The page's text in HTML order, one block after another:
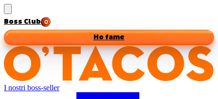
Boss Club
Ho fame
I nostri boss-seller